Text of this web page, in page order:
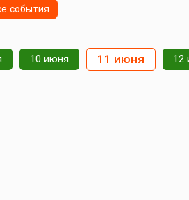
события
10 июня 11 июня 12